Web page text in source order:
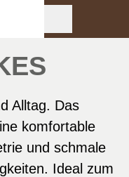
Alltag. Das
komfortable
und schmale
Ideal zum